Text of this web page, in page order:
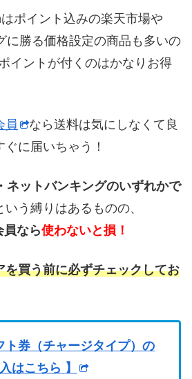
ポイント込みの楽天市場や
に勝る価格設定の商品も多いの
イントが付くのはかなりお得
員
なら送料は気にしなくて良
に届いちゃう！
ネットバンキングのいずれかで
いう縛りはあるものの、
なら使わないと損！
を買う前に必ずチェックしてお
ト券（チャージタイプ）の
はこちら 】